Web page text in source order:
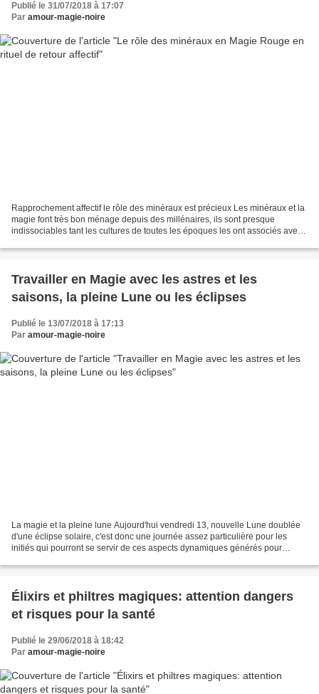
Publié le 31/07/2018 à 17:07
Par amour-magie-noire
Rapprochement affectif le rôle des minéraux est précieux Les minéraux et la
magie font très bon ménage depuis des millénaires, ils sont presque
indissociables tant les cultures de toutes les époques les ont associés avec
Travailler en Magie avec les astres et les
saisons, la pleine Lune ou les éclipses
Publié le 13/07/2018 à 17:13
Par amour-magie-noire
La magie et la pleine lune Aujourd'hui vendredi 13, nouvelle Lune doublée
d'une éclipse solaire, c'est donc une journée assez particulière pour les
initiés qui pourront se servir de ces aspects dynamiques générés pour
Élixirs et philtres magiques: attention dangers
et risques pour la santé
Publié le 29/06/2018 à 18:42
Par amour-magie-noire